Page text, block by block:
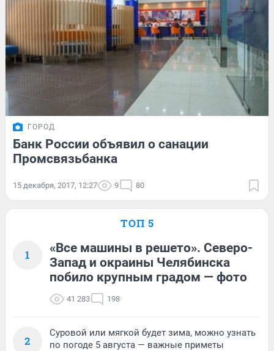
ГОРОД
Банк России объявил о санации
Промсвязьбанка
15 декабря, 2017, 12:27 9 80
ТОП 5
1
«Все машины в решето». Северо-
Запад и окраины Челябинска
побило крупным градом — фото
41 283 198
2
Суровой или мягкой будет зима, можно узнать
по погоде 5 августа — важные приметы